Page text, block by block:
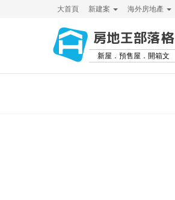
大首頁 新建案 海外房地產
房地王部落格
新屋．預售屋．開箱文